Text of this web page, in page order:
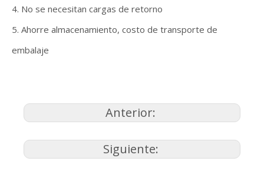
4. No se necesitan cargas de retorno
5. Ahorre almacenamiento, costo de transporte de
embalaje
Anterior:
Siguiente: